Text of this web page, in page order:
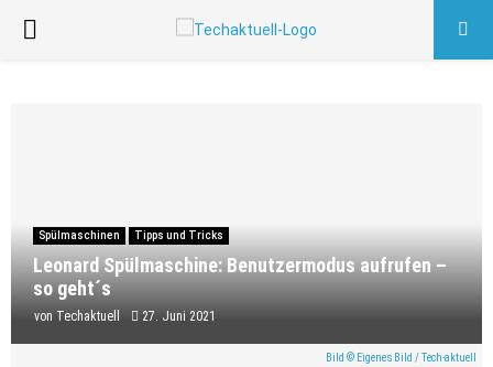
PRIMARY
Spülmaschinen Tipps und Tricks
Leonard Spülmaschine: Benutzermodus aufrufen –
so geht´s
von Techaktuell 27. Juni 2021
Bild © Eigenes Bild / Tech-aktuell